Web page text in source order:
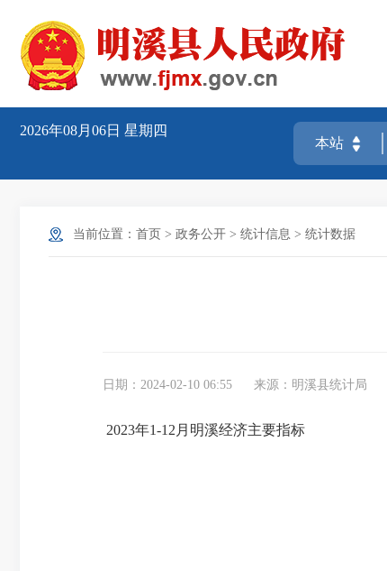
2026年08月06日 星期四
当前位置： 首页 > 政务公开 > 统计信息 > 统计数据
日期：2024-02-10 06:55 来源：明溪县统计局
2023年1-12月明溪经济主要指标